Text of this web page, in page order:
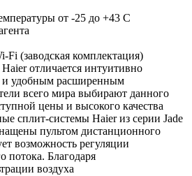
от -25 до +43 С
(заводская комплектация)
отличается интуитивно
удобным расширенным
всего мира выбирают данного
цены и высокого качества
сплит-системы Haier из серии Jade
пультом дистанционного
возможность регуляции
потока. Благодаря
воздуха